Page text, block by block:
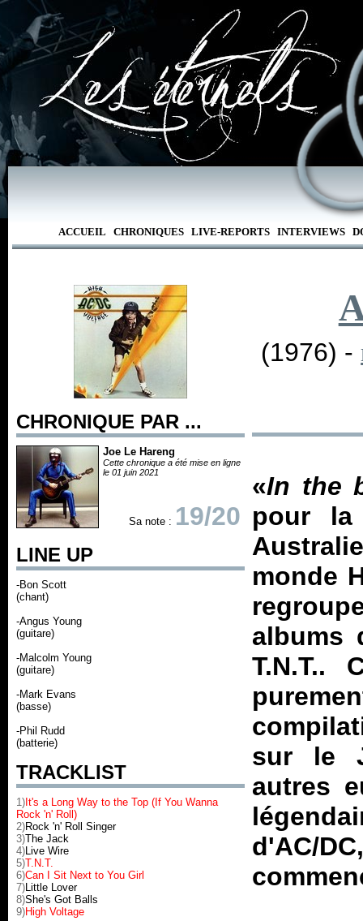
ACCUEIL CHRONIQUES LIVE-REPORTS INTERVIEWS
CHRONIQUE PAR ...
Joe Le Hareng
Cette chronique a été mise en ligne
le 01 juin 2021
Sa note : 19/20
LINE UP
-Bon Scott
(chant)
-Angus Young
(guitare)
-Malcolm Young
(guitare)
-Mark Evans
(basse)
-Phil Rudd
(batterie)
TRACKLIST
1) It's a Long Way to the Top (If You Wanna
Rock 'n' Roll)
2)Rock 'n' Roll Singer
3)The Jack
4)Live Wire
5)T.N.T.
6)Can I Sit Next to You Girl
7)Little Lover
8)She's Got Balls
9)High Voltage
(1976) -
«In the
pour la
monde
albums
T.N.T..
sur le
autres
d'AC/